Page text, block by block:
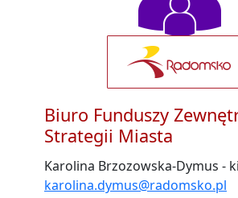
Biuro Funduszy
Strategii Miasta
Karolina Brzozowska-Dymus -
karolina.dymus@radomsko.pl